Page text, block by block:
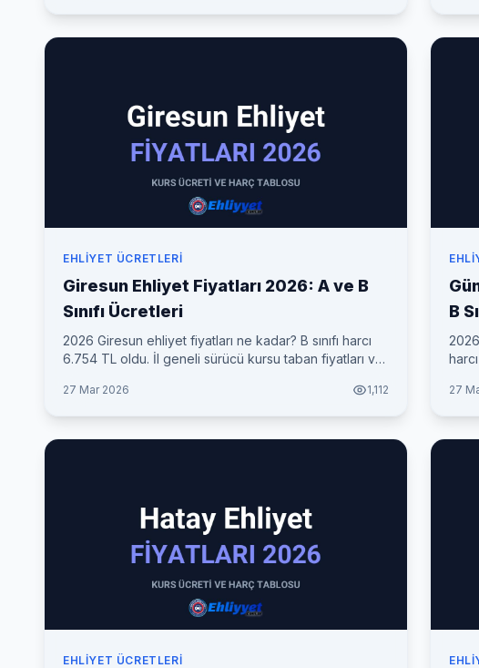
EHLIYET ÜCRETLERI
Giresun Ehliyet Fiyatları 2026: A ve B
Sınıfı Ücretleri
2026 Giresun ehliyet fiyatları ne kadar? B sınıfı harcı
6.754 TL oldu. İl geneli sürücü kursu taban fiyatları ve
27 Mar 2026 1,112
B
27
EHLIYET ÜCRETLERI